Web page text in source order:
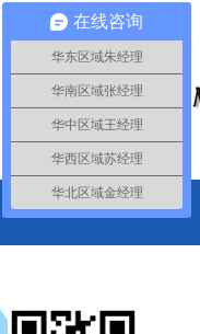
在线咨询
华东区域朱经理
华南区域张经理
华中区域王经理
华西区域苏经理
华北区域金经理